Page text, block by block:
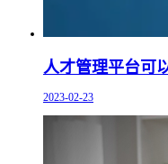
人才管理平台可
2023-02-23